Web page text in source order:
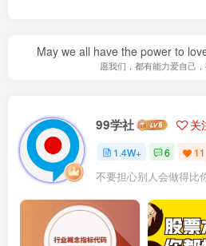
May we all have the power to
愿我们，都有能力爱自己
99学社 关
1.4W+ 6 11